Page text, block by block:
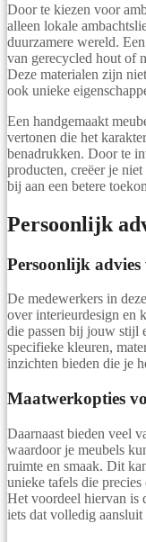
Door te kiezen voor
alleen lokale
duurzamere wereld.
van gerecycled hout of
Deze materialen zijn
ook unieke
Een handgemaakt
vertonen die het
benadrukken. Door te
producten, creëer je
bij aan een betere
Persoonlijk
Persoonlijk
De medewerkers in
over interieurdesign en
die passen bij jouw stijl
specifieke kleuren,
inzichten bieden die je
Maatwerkopties
Daarnaast bieden veel
waardoor je meubels
ruimte en smaak. Dit
unieke tafels die
Het voordeel hiervan is
iets dat volledig